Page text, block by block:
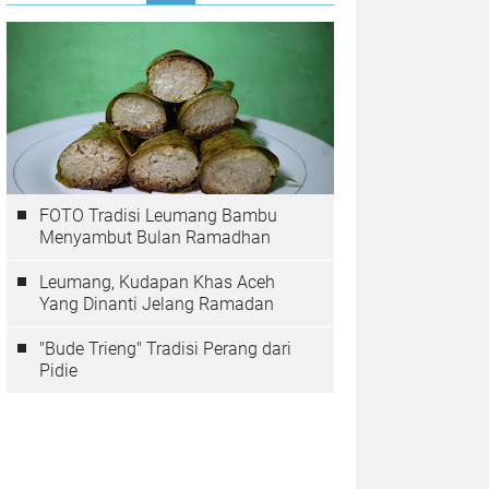
FOTO Tradisi Leumang Bambu
Menyambut Bulan Ramadhan
Leumang, Kudapan Khas Aceh
Yang Dinanti Jelang Ramadan
"Bude Trieng" Tradisi Perang dari
Pidie